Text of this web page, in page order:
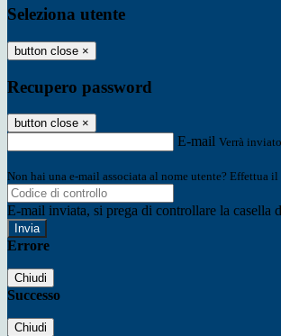
Seleziona utente
button close ×
Recupero password
button close ×
E-mail Verrà
Non hai una e-mail associata al nome utente? Effettua
E-mail inviata, si prega di controllare la casella
Errore
Chiudi
Successo
Chiudi